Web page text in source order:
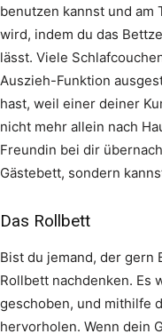
benutzen kannst und am
wird, indem du das
lässt. Viele
Auszieh-Funktion
hast, weil einer deiner
nicht mehr allein nach
Freundin bei dir
Gästebett, sondern
Das Rollbett
Bist du jemand, der gern
Rollbett nachdenken. Es
geschoben, und mithilfe
hervorholen. Wenn dein